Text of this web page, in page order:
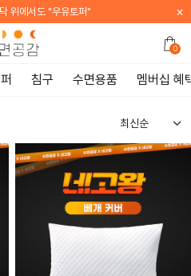
위에서도 "우유토퍼" ×
0
침구 수면용품 멤버십 혜